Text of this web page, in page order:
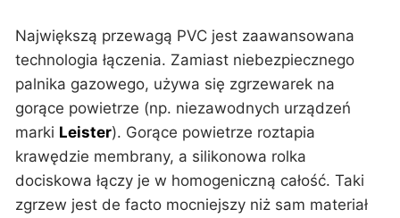
Największą przewagą PVC jest zaawansowana
technologia łączenia. Zamiast niebezpiecznego
palnika gazowego, używa się zgrzewarek na
gorące powietrze (np. niezawodnych urządzeń
marki Leister). Gorące powietrze roztapia
krawędzie membrany, a silikonowa rolka
dociskowa łączy je w homogeniczną całość. Taki
zgrzew jest de facto mocniejszy niż sam materiał